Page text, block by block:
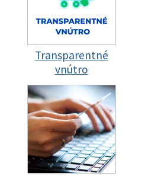
Transparentné
vnútro